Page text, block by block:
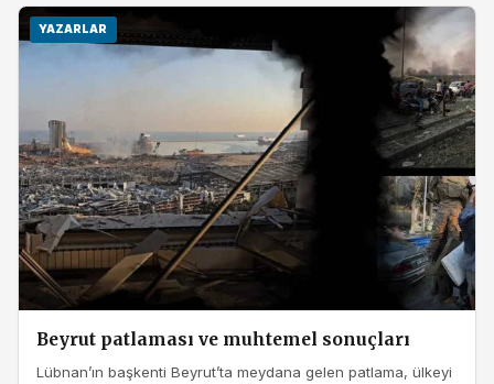
YAZARLAR
Beyrut patlaması ve muhtemel sonuçları
Lübnan’ın başkenti Beyrut’ta meydana gelen patlama, ülkeyi